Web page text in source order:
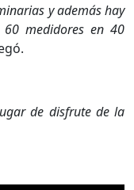
y además hay
60 medidores en 40
de disfrute de la